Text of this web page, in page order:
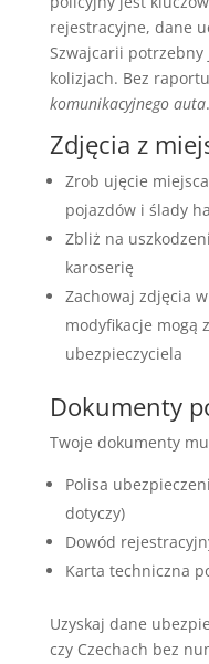
rejestracyjne, dane
Szwajcarii potrzebny
kolizjach. Bez
komunikacyjnego auta.
Zdjęcia z
Zrob ujęcie
pojazdów i ślady
Zbliż na
karoserię
Zachowaj zdjęcia
modyfikacje mogą
ubezpieczyciela
Dokumenty
Twoje dokumenty
Polisa
dotyczy)
Dowód
Karta techniczna
Uzyskaj dane
czy Czechach bez